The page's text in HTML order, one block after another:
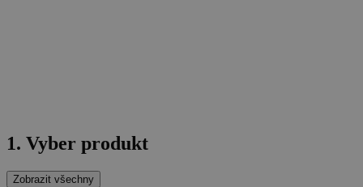
1. Vyber produkt
Zobrazit všechny